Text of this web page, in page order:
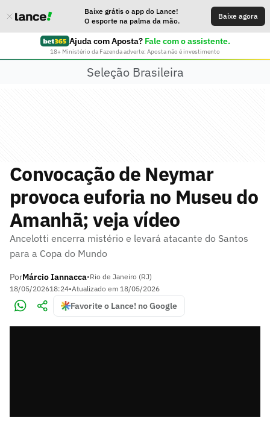
Baixe grátis o app do Lance!
O esporte na palma da mão.
Baixe agora
Ajuda com Aposta? Fale com o assistente.
18+ Ministério da Fazenda adverte: Aposta não é investimento
Seleção Brasileira
Convocação de Neymar
provoca euforia no Museu do
Amanhã; veja vídeo
Ancelotti encerra mistério e levará atacante do Santos
para a Copa do Mundo
PorMárcio Iannacca•Rio de Janeiro (RJ)
18/05/202618:24•Atualizado em 18/05/2026
Favorite o Lance! no Google